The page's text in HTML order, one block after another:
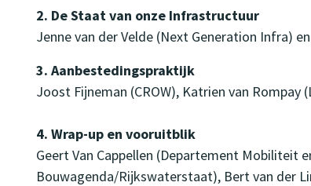
2. De Staat van onze Infrastructuur
Jenne van der Velde (Next Generation Infra)
3. Aanbestedingspraktijk
Joost Fijneman (CROW), Katrien van
4. Wrap-up en vooruitblik
Geert Van Cappellen (Departement Mobiliteit
Bouwagenda/Rijkswaterstaat), Bert van der